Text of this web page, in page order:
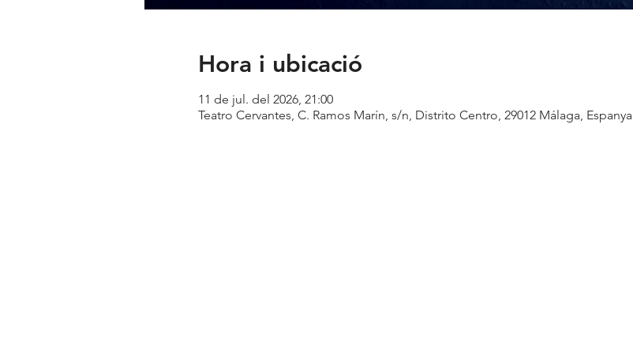
Hora i ubicació
11 de jul. del 2026, 21:00
Teatro Cervantes, C. Ramos Marín, s/n, Distrito Centro, 29012 Málaga, Espanya